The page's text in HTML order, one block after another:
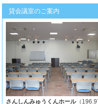
貸会議室のご案内
さんしんみゅうくんホール（